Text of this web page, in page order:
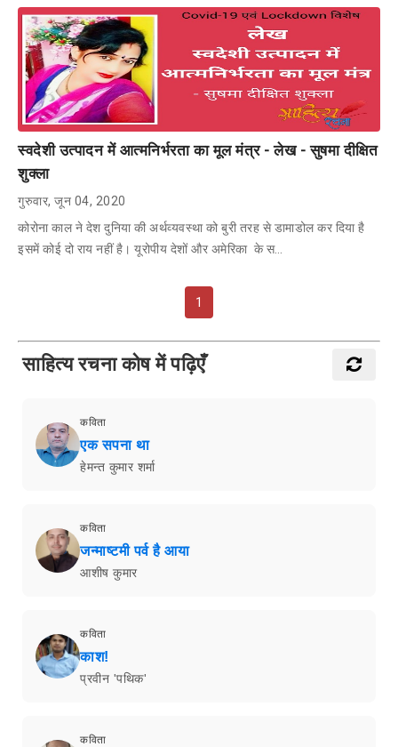
स्वदेशी उत्पादन में आत्मनिर्भरता का मूल मंत्र - लेख - सुषमा दीक्षित
शुक्ला
गुरुवार, जून 04, 2020
कोरोना काल ने देश दुनिया की अर्थव्यवस्था को बुरी तरह से डामाडोल कर दिया है
इसमें कोई दो राय नहीं है। यूरोपीय देशों और अमेरिका के स…
1
साहित्य रचना कोष में पढ़िएँ
कविता
एक सपना था
हेमन्त कुमार शर्मा
कविता
जन्माष्टमी पर्व है आया
आशीष कुमार
कविता
काश!
प्रवीन 'पथिक'
कविता